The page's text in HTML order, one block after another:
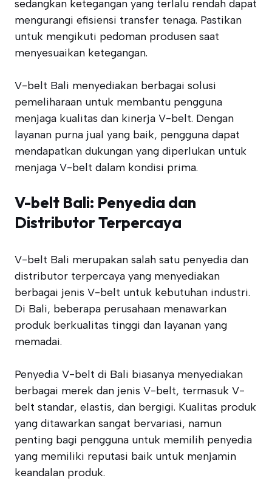
sedangkan ketegangan yang terlalu rendah dapat
mengurangi efisiensi transfer tenaga. Pastikan
untuk mengikuti pedoman produsen saat
menyesuaikan ketegangan.
V-belt Bali menyediakan berbagai solusi
pemeliharaan untuk membantu pengguna
menjaga kualitas dan kinerja V-belt. Dengan
layanan purna jual yang baik, pengguna dapat
mendapatkan dukungan yang diperlukan untuk
menjaga V-belt dalam kondisi prima.
V-belt Bali: Penyedia dan
Distributor Terpercaya
V-belt Bali merupakan salah satu penyedia dan
distributor terpercaya yang menyediakan
berbagai jenis V-belt untuk kebutuhan industri.
Di Bali, beberapa perusahaan menawarkan
produk berkualitas tinggi dan layanan yang
memadai.
Penyedia V-belt di Bali biasanya menyediakan
berbagai merek dan jenis V-belt, termasuk V-
belt standar, elastis, dan bergigi. Kualitas produk
yang ditawarkan sangat bervariasi, namun
penting bagi pengguna untuk memilih penyedia
yang memiliki reputasi baik untuk menjamin
keandalan produk.